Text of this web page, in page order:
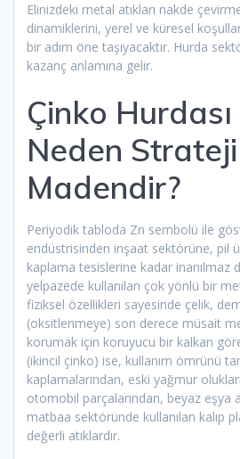
Elinizdeki metal atıkları nakde
dinamiklerini, yerel ve küresel
bir adım öne taşıyacaktır. Hurda
kazanç anlamına gelir.
Çinko
Neden
Madendir?
Periyodik tabloda Zn sembolü ile
endüstrisinden inşaat sektörüne, pil
kaplama tesislerine kadar inanılmaz
yelpazede kullanılan çok yönlü bir
fiziksel özellikleri sayesinde çelik,
(oksitlenmeye) son derece müsait
korumak için koruyucu bir kalkan
(ikincil çinko) ise, kullanım ömrünü
kaplamalarından, eski yağmur
otomobil parçalarından, beyaz eşya
matbaa sektöründe kullanılan kalıp
değerli atıklardır.